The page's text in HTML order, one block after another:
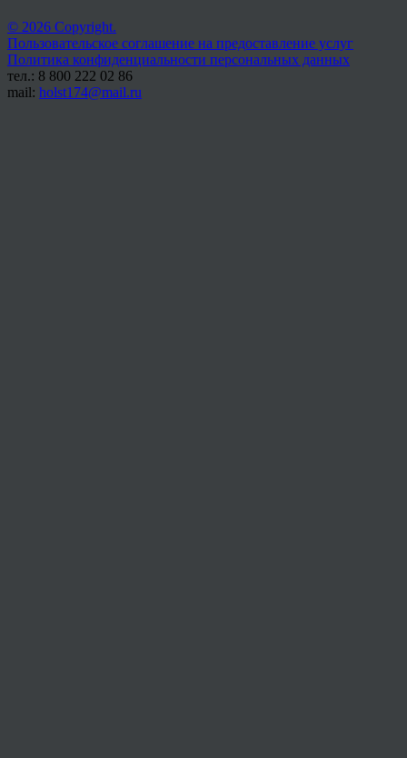
© 2026 Copyright.
Пользовательское соглашение на предоставление услуг
Политика конфиденциальности персональных данных
тел.: 8 800 222 02 86
mail: holst174@mail.ru